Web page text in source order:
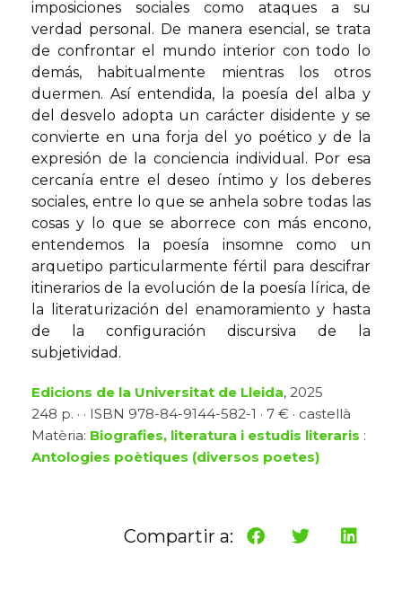
imposiciones sociales como ataques a su
verdad personal. De manera esencial, se trata
de confrontar el mundo interior con todo lo
demás, habitualmente mientras los otros
duermen. Así entendida, la poesía del alba y
del desvelo adopta un carácter disidente y se
convierte en una forja del yo poético y de la
expresión de la conciencia individual. Por esa
cercanía entre el deseo íntimo y los deberes
sociales, entre lo que se anhela sobre todas las
cosas y lo que se aborrece con más encono,
entendemos la poesía insomne como un
arquetipo particularmente fértil para descifrar
itinerarios de la evolución de la poesía lírica, de
la literaturización del enamoramiento y hasta
de la configuración discursiva de la
subjetividad.
Edicions de la Universitat de Lleida, 2025
248 p. · · ISBN 978-84-9144-582-1 · 7 € · castellà
Matèria: Biografies, literatura i estudis literaris :
Antologies poètiques (diversos poetes)
Compartir a: